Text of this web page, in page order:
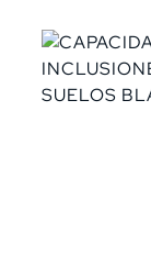
este blog
para